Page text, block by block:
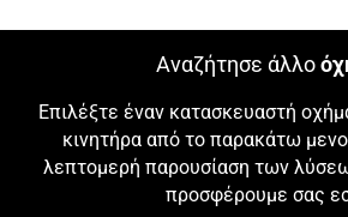
Αναζήτησε άλλο
Επιλέξτε έναν κατασκευαστή
κινητήρα από το παρακάτω
λεπτομερή παρουσίαση των
προσφέρουμε σας